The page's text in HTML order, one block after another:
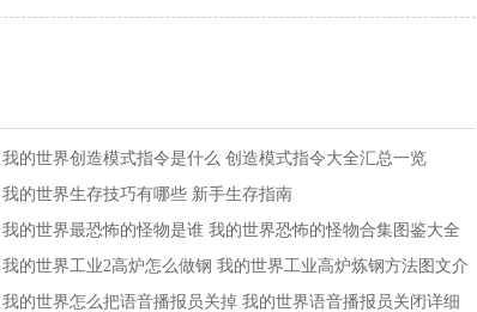
我的世界创造模式指令是什么 创造模式指令大全汇总一览
我的世界生存技巧有哪些 新手生存指南
我的世界最恐怖的怪物是谁 我的世界恐怖的怪物合集图鉴大全
我的世界工业2高炉怎么做钢 我的世界工业高炉炼钢方法图文介
我的世界怎么把语音播报员关掉 我的世界语音播报员关闭详细